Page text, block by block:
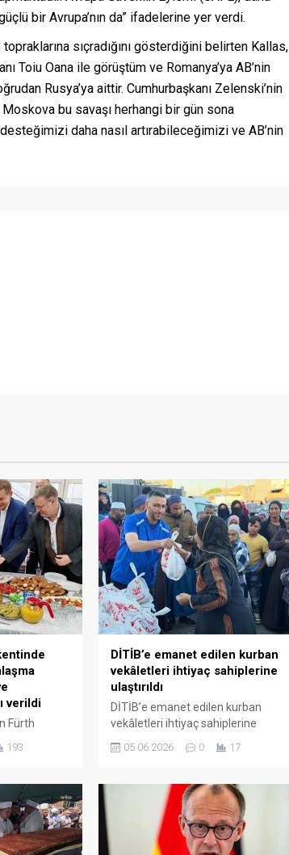
bir Avrupa’nın da” ifadelerine yer verdi.
sıçradığını gösterdiğini belirten Kallas,
Toiu Oana ile görüştüm ve Romanya’ya AB’nin
Rusya’ya aittir. Cumhurbaşkanı Zelenski’nin
bu savaşı herhangi bir gün sona
daha nasıl artırabileceğimizi ve AB’nin
verildi
Fürth
ikram
ve
193
DİTİB’e emanet edilen kurban
vekâletleri ihtiyaç sahiplerine
ulaştırıldı
DİTİB’e emanet edilen kurban
vekâletleri ihtiyaç sahiplerine
Türk İslam Birliği (DİTİB) ile Türkiye
“Kurbanını Paylaş, Kardeşinle
Yakınlaş” temasıyla yürütülen
vekâletle kurban kesim
organizasyonu kapsamında kesilen
05.06.2026 0 17